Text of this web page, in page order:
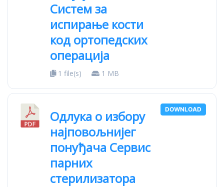
Систем за
испирање кости
код ортопедских
операција
1 file(s) 1 MB
Oдлука о избору
најповољнијег
понуђача Сервис
парних
стерилизатора
DOWNLOAD